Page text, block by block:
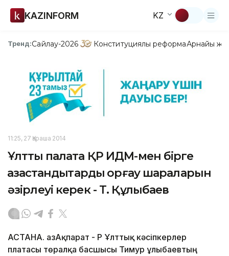
KAZINFORM KZ
Тренд:Сайлау-2026 Конституциялық реформаАрнайы
11:25, 27 Қараша 2014
Ұлттық палата ҚР ИДМ-мен бірге
қазақстандықтарды қорғау шараларын
әзірлеуі керек - Т. Құлыбаев
АСТАНА. ҚазАқпарат - ҚР Ұлттық кәсіпкерлер
платасы төралқа басшысы Тимур Құлыбаевтың